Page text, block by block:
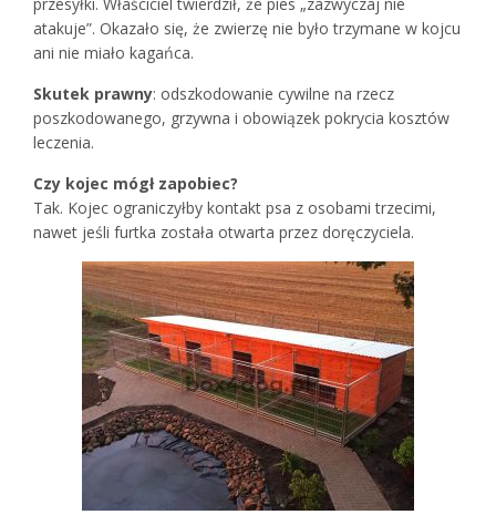
atakuje”. Okazało się, że zwierzę nie było trzymane w kojcu
ani nie miało kagańca.
Skutek prawny: odszkodowanie cywilne na rzecz
poszkodowanego, grzywna i obowiązek pokrycia kosztów
leczenia.
Czy kojec mógł zapobiec?
Tak. Kojec ograniczyłby kontakt psa z osobami trzecimi,
nawet jeśli furtka została otwarta przez doręczyciela.